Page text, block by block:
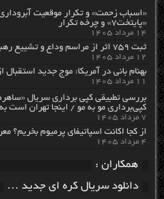
«اسباب زحمت» و تکرار موقعیت
«پایتخت۷» و چرخه تکرار
۱۴ مرداد ۱۴۰۵
ثبت ۷۵۹ اثر از مراسم وداع و تشییع رهبر شهید انقلاب
۱۲ مرداد ۱۴۰۵
بهنام بانی در آمریکا: موج جدید
۱۱ مرداد ۱۴۰۵
بررسی تطبیقی کپی برداری سریال
کپی‌برداری مو به مو / اینجا تهران است
۷ مرداد ۱۴۰۵
از کجا اکانت اسپاتیفای پرمیوم بخریم؟ معرفی ۴ فروشگاه معتبر
۴ مرداد ۱۴۰۵
همکاران :
دانلود سریال کره ای جدید …